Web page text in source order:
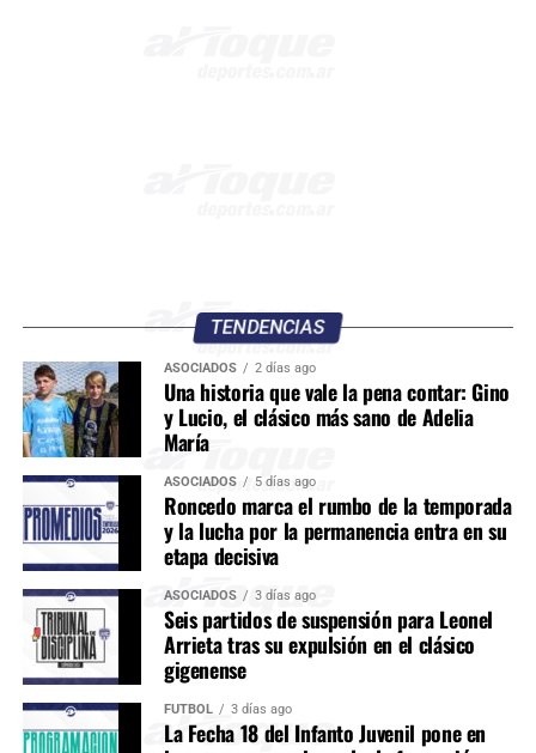
TENDENCIAS
ASOCIADOS 2 días ago
Una historia que vale la pena contar: Gino
y Lucio, el clásico más sano de Adelia
María
ASOCIADOS 5 días ago
Roncedo marca el rumbo de la temporada
y la lucha por la permanencia entra en su
etapa decisiva
ASOCIADOS 3 días ago
Seis partidos de suspensión para Leonel
Arrieta tras su expulsión en el clásico
gigenense
FÚTBOL 3 días ago
La Fecha 18 del Infanto Juvenil pone en